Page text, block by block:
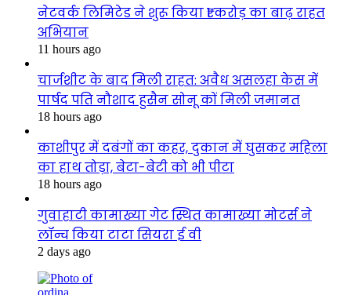
नेटवर्क लिमिटेड ने शुरू किया ₹1 करोड़ का बाढ़ राहत
अभियान
11 hours ago
चार्जशीट के बाद मिली राहत: अवैध असलहा केस में
पार्षद पति नौशाद हुसैन सोनू कों मिली जमानत
18 hours ago
काशीपुर में दबंगों का कहर, दुकान में घुसकर महिला
का हाथ तोड़ा, बेटा-बेटी को भी पीटा
18 hours ago
गुवाहाटी कामाख्या गेट स्थित कामाख्या मोटर्स ने
लॉन्च किया टाटा सियरा ई वी
2 days ago